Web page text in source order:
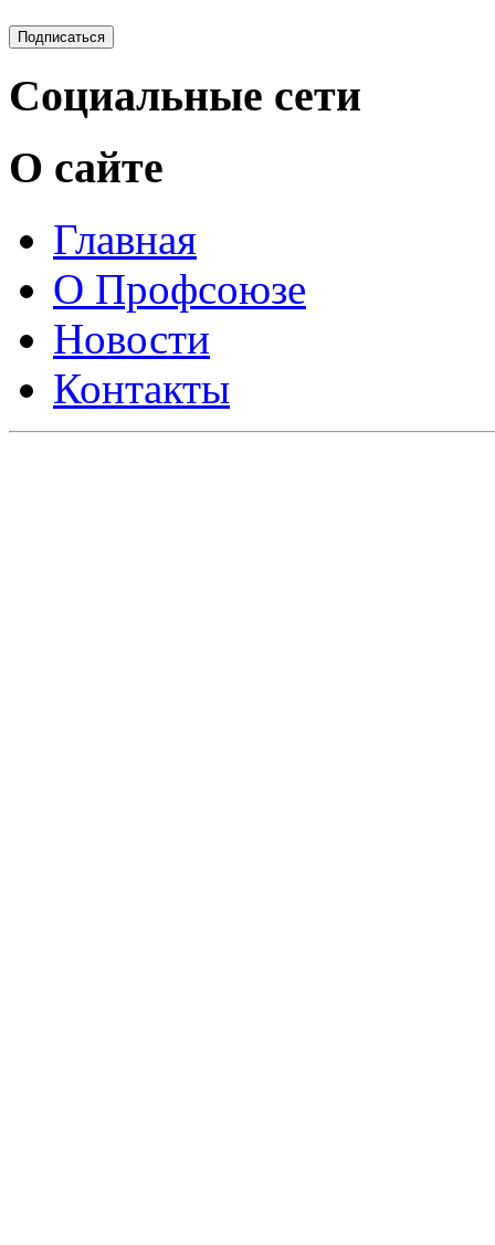
Социальные сети
О сайте
Главная
О Профсоюзе
Новости
Контакты